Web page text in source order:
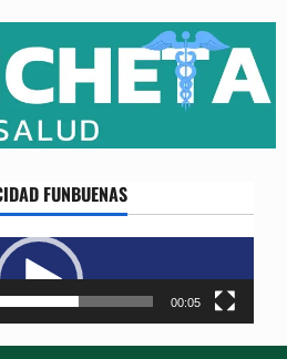
FUNBUENAS
Reproductor
de
vídeo
00:05